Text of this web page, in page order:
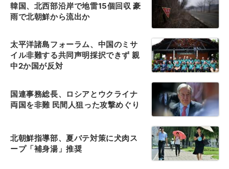
韓国、北西部沿岸で地雷15個回収 豪
雨で北朝鮮から流出か
太平洋諸島フォーラム、中国のミサ
イル非難する共同声明採択できず 親
中2か国が反対
国連事務総長、ロシアとウクライナ
両国を非難 民間人狙った攻撃めぐり
北朝鮮指導部、夏バテ対策に犬肉ス
ープ「補身湯」推奨